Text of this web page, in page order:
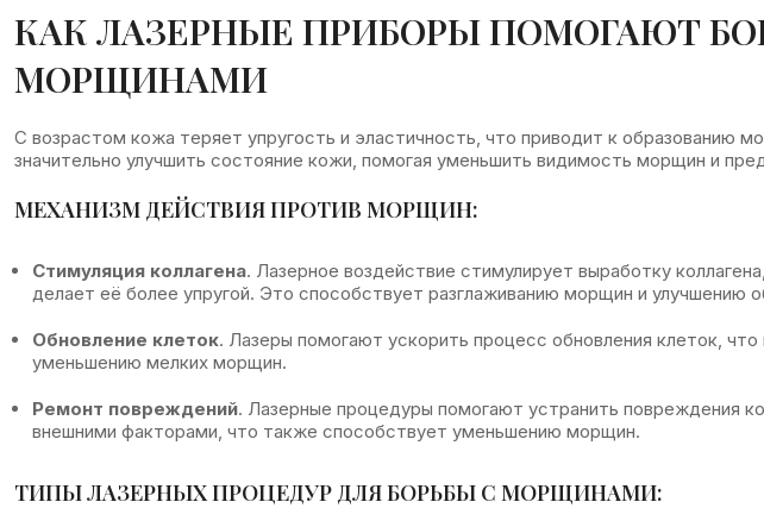
КАК ЛАЗЕРНЫЕ ПРИБОРЫ ПОМОГАЮТ
МОРЩИНАМИ
С возрастом кожа теряет упругость и эластичность, что приводит к образованию
значительно улучшить состояние кожи, помогая уменьшить видимость морщин и
МЕХАНИЗМ ДЕЙСТВИЯ ПРОТИВ МОРЩИН:
Стимуляция коллагена. Лазерное воздействие стимулирует выработку
делает её более упругой. Это способствует разглаживанию морщин и улучшению
Обновление клеток. Лазеры помогают ускорить процесс обновления клеток,
уменьшению мелких морщин.
Ремонт повреждений. Лазерные процедуры помогают устранить повреждения
внешними факторами, что также способствует уменьшению морщин.
ТИПЫ ЛАЗЕРНЫХ ПРОЦЕДУР ДЛЯ БОРЬБЫ С МОРЩИНАМИ: